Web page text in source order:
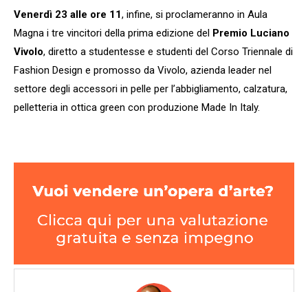
Venerdì 23 alle ore 11, infine, si proclameranno in Aula
Magna i tre vincitori della prima edizione del Premio Luciano
Vivolo, diretto a studentesse e studenti del Corso Triennale di
Fashion Design e promosso da Vivolo, azienda leader nel
settore degli accessori in pelle per l’abbigliamento, calzatura,
pelletteria in ottica green con produzione Made In Italy.
gratuitamentelaGuida
Mercato dell'Arte 2026!
Iscriviti subito alle news di Collezione da
Tiffany e riceverai contenuti esclusivi
selezionati per te riguardanti il mercato
dell'arte.
Completa il form e potrai scaricare subito